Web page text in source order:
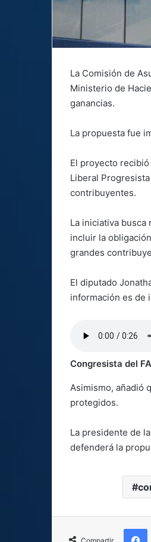
La Comisión de
Ministerio de
ganancias.
La propuesta fue
El proyecto
Liberal
contribuyentes.
La iniciativa
incluir la
grandes
El diputado
información es de
Congresista del
Asimismo, añadió
protegidos.
La presidente de
defenderá la